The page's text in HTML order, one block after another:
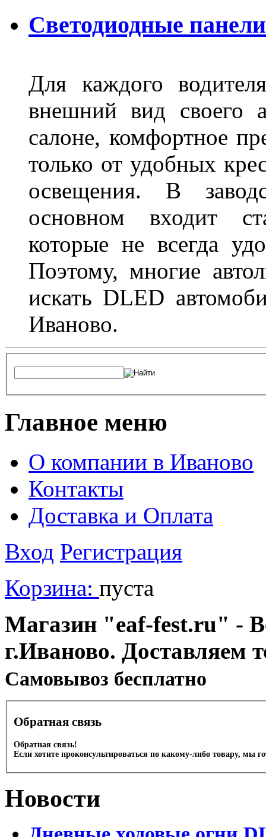
Светодиодные
Для каждого
внешний вид своего
салоне, комфортное
только от удобных
освещения. В
основном входит
которые не всегда
Поэтому, многие
искать DLED
Иваново.
Главное меню
О компании в Иваново
Контакты
Доставка и Оплата
Вход Регистрация
Корзина: пуста
Магазин "eaf-fest.ru" -
г.Иваново. Доставляем
Cамовывоз бесплатно
Обратная связь
Обратная связь!
Если хотите проконсультироваться по какому-либо товару, мы
Новости